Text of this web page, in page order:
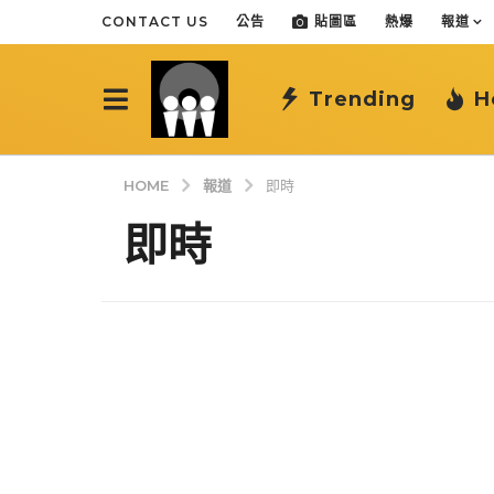
CONTACT US 公告 貼圖區 熱爆 報道
Trending
HOME 報道 即時
即時